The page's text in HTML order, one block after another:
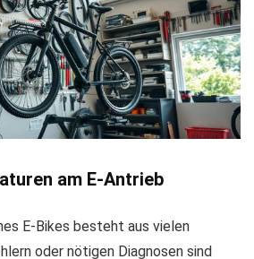
am E-Antrieb
E-Bikes besteht aus vielen
oder nötigen Diagnosen sind